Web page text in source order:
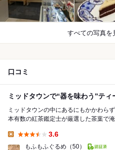
すべての写真を
口コミ
ミッドタウンで“器を味わう”ティ
ミッドタウンの中にあるにもかかわらず
本有数の紅茶鑑定士が厳選した茶葉で
3.6
もふもふぐるめ （50）